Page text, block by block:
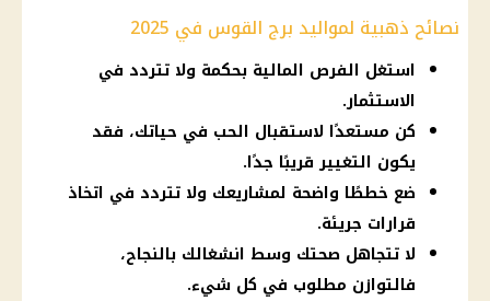
نصائح ذهبية لمواليد برج القوس في 2025
استغل الفرص المالية بحكمة ولا تتردد في
الاستثمار.
كن مستعدًا لاستقبال الحب في حياتك، فقد
يكون التغيير قريبًا جدًا.
ضع خططًا واضحة لمشاريعك ولا تتردد في اتخاذ
قرارات جريئة.
لا تتجاهل صحتك وسط انشغالك بالنجاح،
فالتوازن مطلوب في كل شيء.